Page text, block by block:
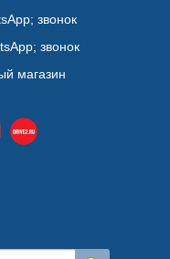
звонок
звонок
магазин